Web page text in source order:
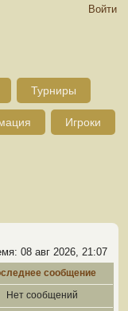
Войти
Турниры
Игроки
08 авг 2026, 21:07
сообщение
Нет сообщений